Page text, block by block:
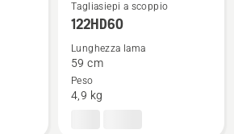
Vedi
maggiori
dettagli
122HD60
Tagliasiepi a scoppio
122HD60
Lunghezza lama
59 cm
Peso
4,9 kg